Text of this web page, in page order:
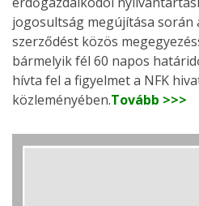
jogosultság megújítása során
szerződést közös
bármelyik fél 60 napos
hívta fel a figyelmet a NFK
közleményében.Tovább >>>